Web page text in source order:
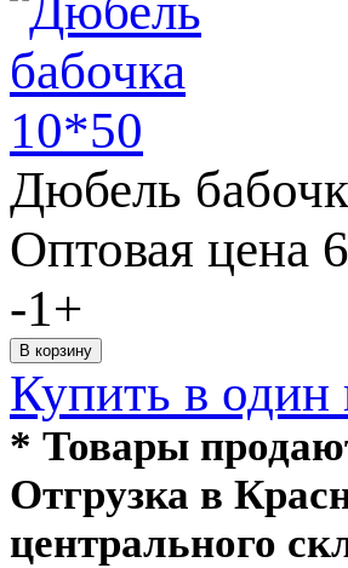
Дюбель
Оптовая цена
-1+
Купить в один
* Товары
Отгрузка в
центрального